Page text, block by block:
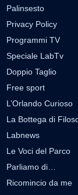
Palinsesto
Privacy Policy
Programmi TV
Speciale LabTv
Doppio Taglio
Free sport
L’Orlando Curioso
La Bottega di
Labnews
Le Voci del Parco
Parliamo di…
Ricomincio da me